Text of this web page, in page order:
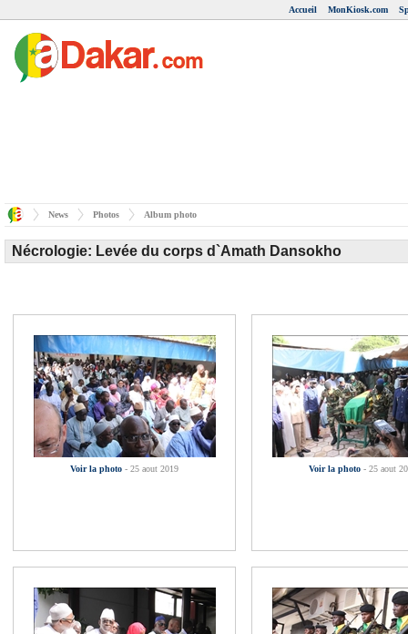
Accueil MonKiosk.com
News Photos Album photo
Nécrologie: Levée du corps d`Amath Dansokho
Voir la photo - 25 aout 2019 Voir la photo - 25 aout